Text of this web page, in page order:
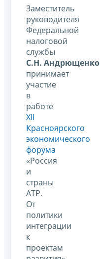
Заместитель
руководителя
Федеральной
налоговой
службы
С.Н. Андрющенко
принимает
участие
в
работе
XII
Красноярского
экономического
форума
«Россия
и
страны
АТР.
От
политики
интеграции
к
проектам